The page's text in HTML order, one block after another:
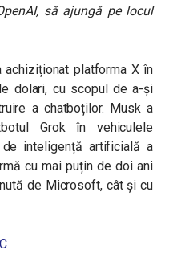
să ajungă pe locul
achiziționat platforma X în
dolari, cu scopul de a-și
a chatboților. Musk a
Grok în vehiculele
inteligență artificială a
cu mai puțin de doi ani
de Microsoft, cât și cu